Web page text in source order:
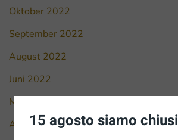
Oktober 2022
September 2022
August 2022
Juni 2022
Mai 2022
April 2022
15 agosto siamo chiusi